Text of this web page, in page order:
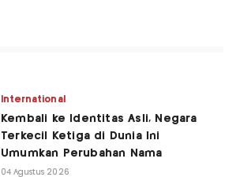
International
Kembali ke Identitas Asli, Negara
Terkecil Ketiga di Dunia Ini
Umumkan Perubahan Nama
04 Agustus 2026